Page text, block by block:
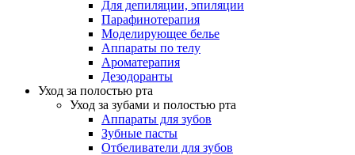
Для депиляции, эпиляции
Парафинотерапия
Моделирующее белье
Аппараты по телу
Ароматерапия
Дезодоранты
Уход за полостью рта
Уход за зубами и полостью рта
Аппараты для зубов
Зубные пасты
Отбеливатели для зубов